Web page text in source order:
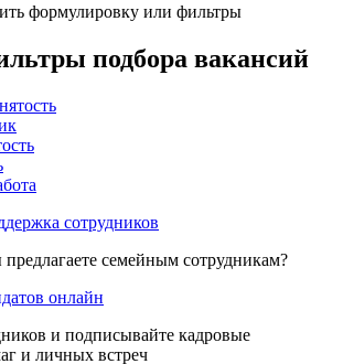
формулировку или фильтры
подбора вакансий
сотрудников
семейным сотрудникам?
онлайн
и подписывайте кадровые
и личных встреч